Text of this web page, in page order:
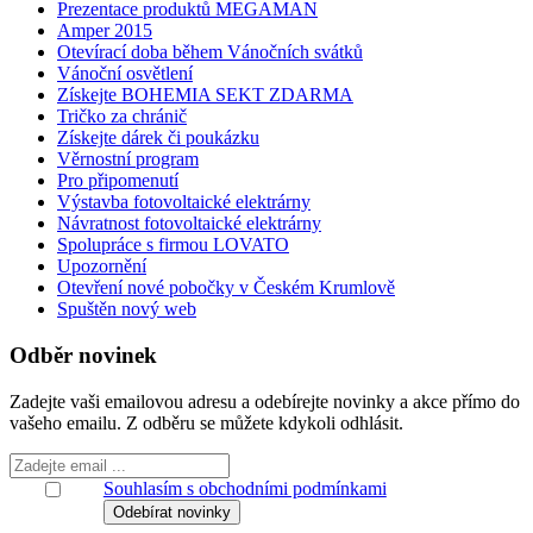
Prezentace produktů MEGAMAN
Amper 2015
Otevírací doba během Vánočních svátků
Vánoční osvětlení
Získejte BOHEMIA SEKT ZDARMA
Tričko za chránič
Získejte dárek či poukázku
Věrnostní program
Pro připomenutí
Výstavba fotovoltaické elektrárny
Návratnost fotovoltaické elektrárny
Spolupráce s firmou LOVATO
Upozornění
Otevření nové pobočky v Českém Krumlově
Spuštěn nový web
Odběr novinek
Zadejte vaši emailovou adresu a odebírejte novinky a akce přímo do
vašeho emailu. Z odběru se můžete kdykoli odhlásit.
Souhlasím s obchodními podmínkami